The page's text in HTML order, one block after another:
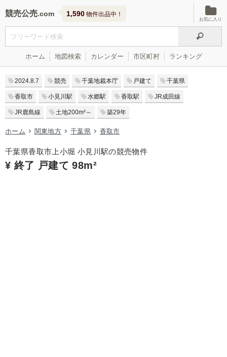
競売公売 1,590 物件出品中！
お気に入り
ホーム 地図検索 カレンダー 市区町村 ランキング
2024.8.7 競売 千葉地裁本庁 戸建て 千葉県
香取市 小見川駅 水郷駅 香取駅 JR成田線
JR鹿島線 土地200m²～ 築29年
ホーム 関東地方 千葉県 香取市
千葉県香取市上小堀 小見川駅の競売物件
¥ 終了 戸建て 98m²